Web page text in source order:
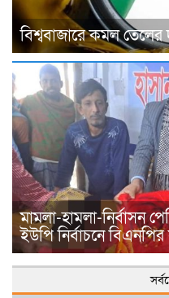
বিশ্ববাজারে কমল তেলের
মামলা-হামলা-নির্বাসন
ইউপি নির্বাচনে